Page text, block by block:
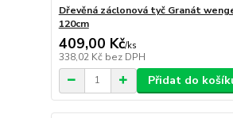
Dřevěná záclonová tyč Granát
120cm
409,00 Kč/ks
338,02 Kč bez DPH
Přidat do